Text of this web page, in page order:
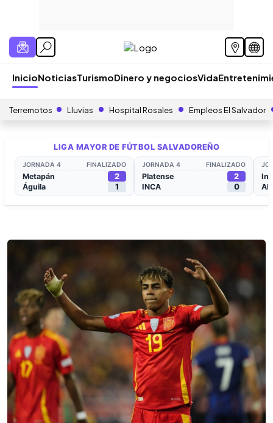
InicioNoticiasTurismoDinero y negociosVida
Terremotos Lluvias Hospital Rosales Empleos El Salvador